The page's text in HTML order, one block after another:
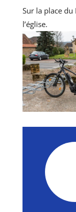
Sur la place du
l’église.